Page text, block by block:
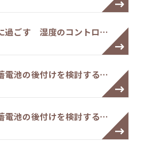
過ごす 湿度のコントロ…
電池の後付けを検討する…
電池の後付けを検討する…